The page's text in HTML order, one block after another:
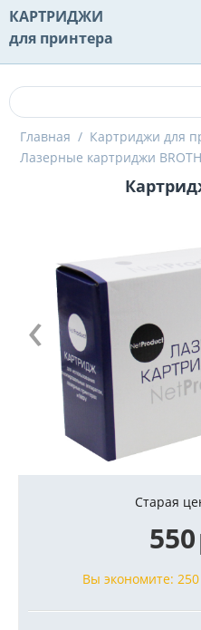
КАРТРИДЖИ
для принтера
Главная / Картриджи для
Лазерные картриджи
Старая
550
Вы экономите: 250